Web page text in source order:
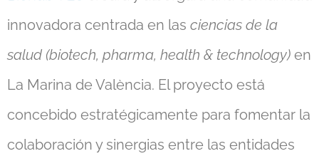
innovadora centrada en las ciencias de la
salud (biotech, pharma, health & technology) en
La Marina de València. El proyecto está
concebido estratégicamente para fomentar la
colaboración y sinergias entre las entidades